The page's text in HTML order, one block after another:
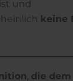
ist und
keine
, die